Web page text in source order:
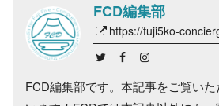
FCD編集部
https://fuji5ko-
FCD編集部です。本記事をご覧い